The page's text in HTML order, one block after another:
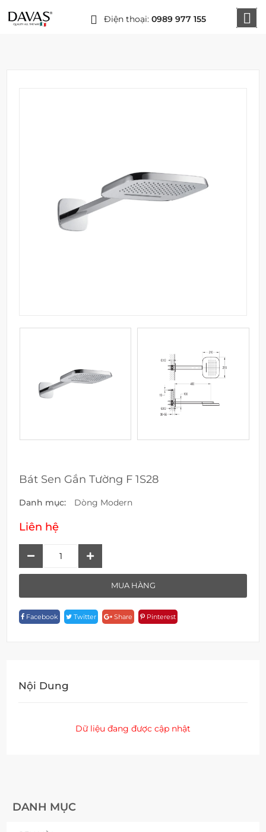
Điện thoại: 0989 977 155
DANH MỤC
Bát Sen Gắn Tường F 1S28
Danh mục: Dòng Modern
Liên hệ
F
1S28
MUA HÀNG
Facebook Twitter Share Pinterest
Nội Dung
Dữ liệu đang được cập nhật